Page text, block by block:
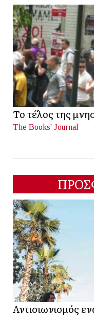
Το τέλος της
The Books' Journal
Αντισιωνισμός